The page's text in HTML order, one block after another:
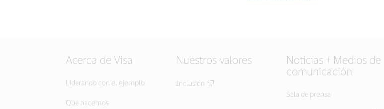
Acerca de Visa
Liderando con el ejemplo
Qué hacemos
Nuestros valores
Inclusión
Noticias + Medios de
comunicación
Sala de prensa